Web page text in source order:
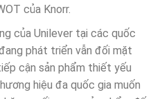
của Knorr.
của Unilever tại các quốc
phát triển vẫn đối mặt
cận sản phẩm thiết yếu
hiệu đa quốc gia muốn